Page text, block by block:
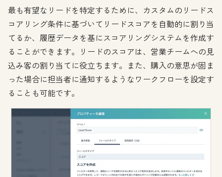
最も有望なリードを特定するために、カスタムのリードス
コアリング条件に基づいてリードスコアを自動的に割り当
てるか、履歴データを基にスコアリングシステムを作成す
ることができます。リードのスコアは、営業チームへの見
込み客の割り当てに役立ちます。また、購入の意思が固ま
った場合に担当者に通知するようなワークフローを設定す
ることも可能です。